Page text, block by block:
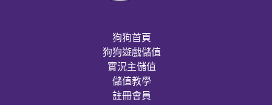
狗狗首頁
狗狗遊戲儲值
實況主儲值
儲值教學
註冊會員